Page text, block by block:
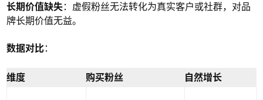
长期价值缺失：虚假粉丝无法转化为真实客户或社群，对品
牌长期价值无益。
数据对比：
维度 购买粉丝 自然增长